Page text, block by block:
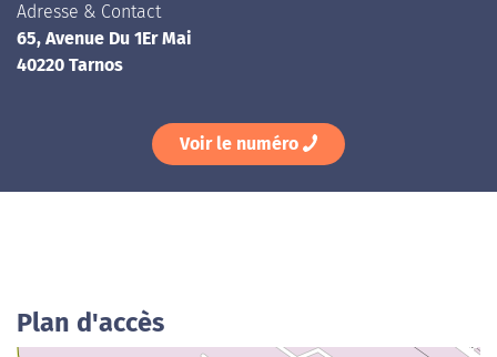
Adresse & Contact
65, Avenue Du 1Er Mai
40220 Tarnos
Voir le numéro
Plan d'accès